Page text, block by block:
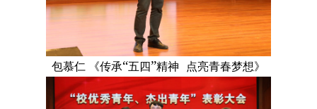
包慕仁 《传承“五四”精神 点亮青春梦想》